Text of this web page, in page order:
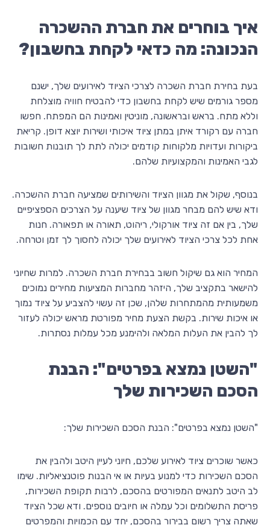
איך בוחרים את חברת ההשכרה
הנכונה: מה כדאי לקחת בחשבון?
בעת בחירת חברת השכרה לצרכי הציוד לאירועים שלך, ישנם
מספר גורמים שיש לקחת בחשבון כדי להבטיח חוויה מוצלחת
וללא מתח. בראש ובראשונה, מוניטין ואמינות הם המפתח. חפשו
חברה עם רקורד איתן במתן ציוד איכותי ושירות יוצא דופן. קריאת
ביקורות ועדויות מלקוחות קודמים יכולה לתת לך תובנות חשובות
לגבי האמינות והמקצועיות שלהם.
בנוסף, שקול את מגוון הציוד והשירותים שמציעה חברת ההשכרה.
ודא שיש להם מבחר מגוון של ציוד שיענה על הצרכים הספציפיים
שלך, בין אם זה ציוד אורקולי, ריהוט, תאורה או תפאורה. חנות
אחת לכל צרכי הציוד לאירועים שלך יכולה לחסוך לך זמן וטרחה.
המחיר הוא גם שיקול חשוב בבחירת חברת השכרה. למרות שחיוני
להישאר בתקציב שלך, היזהר מחברות המציעות מחירים נמוכים
משמעותית מהמתחרות שלהן, שכן זה עשוי להצביע על ציוד נמוך
או איכות שירות. בקשת הצעת מחיר מפורטת מראש יכולה לעזור
לך להבין את העלות המלאה ולהימנע מכל עמלות נסתרות.
"השטן נמצא בפרטים": הבנת
הסכם השכירות שלך
"השטן נמצא בפרטים": הבנת הסכם השכירות שלך:
כאשר שוכרים ציוד לאירוע שלכם, חיוני לעיין היטב ולהבין את
הסכם השכירות כדי למנוע בעיות או אי הבנות פוטנציאליות. שימו
לב היטב לתנאים המפורטים בהסכם, לרבות תקופת השכירות,
פריסת התשלומים וכל עמלה או חיובים נוספים. ודא שכל הציוד
שאתה צריך רשום בבירור בהסכם, יחד עם הכמויות והמפרטים